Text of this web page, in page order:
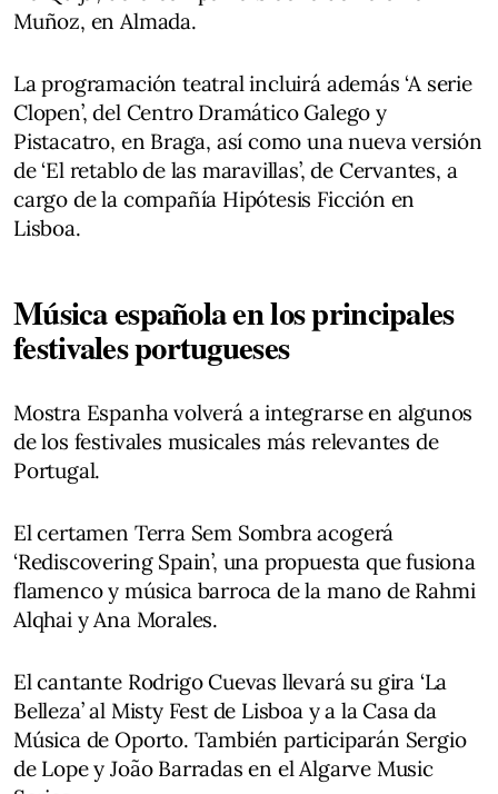
Muñoz, en Almada.
La programación teatral incluirá además ‘A serie
Clopen’, del Centro Dramático Galego y
Pistacatro, en Braga, así como una nueva versión
de ‘El retablo de las maravillas’, de Cervantes, a
cargo de la compañía Hipótesis Ficción en
Lisboa.
Música española en los principales
festivales portugueses
Mostra Espanha volverá a integrarse en algunos
de los festivales musicales más relevantes de
Portugal.
El certamen Terra Sem Sombra acogerá
‘Rediscovering Spain’, una propuesta que fusiona
flamenco y música barroca de la mano de Rahmi
Alqhai y Ana Morales.
El cantante Rodrigo Cuevas llevará su gira ‘La
Belleza’ al Misty Fest de Lisboa y a la Casa da
Música de Oporto. También participarán Sergio
de Lope y João Barradas en el Algarve Music